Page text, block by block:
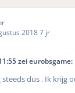
20187 jr
zei eurobsgame:
dus . Ik krijg